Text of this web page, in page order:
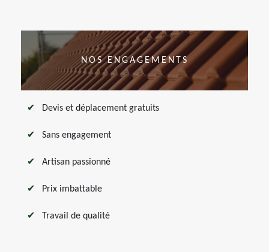
NOS ENGAGEMENTS
Devis et déplacement gratuits
Sans engagement
Artisan passionné
Prix imbattable
Travail de qualité